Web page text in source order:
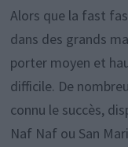
Alors que la fast
dans des grands
porter moyen et
difficile. De
connu le succès,
Naf Naf ou San